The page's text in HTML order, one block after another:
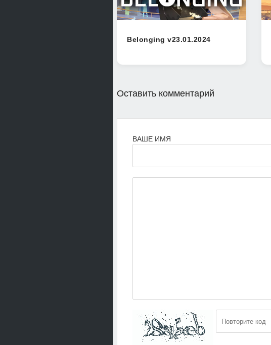
Belonging v23.01.2024
Оставить комментарий
ВАШЕ ИМЯ